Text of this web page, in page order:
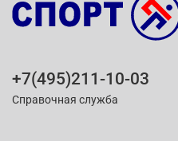
+7(495)211-10-03
Справочная служба